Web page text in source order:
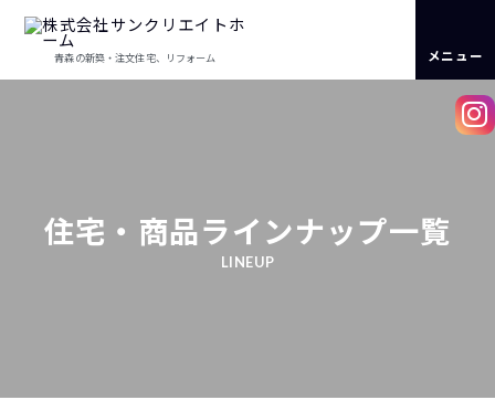
青森の新築・注文住宅、リフォーム メニュー
住宅・商品ラインナップ一覧
LINEUP